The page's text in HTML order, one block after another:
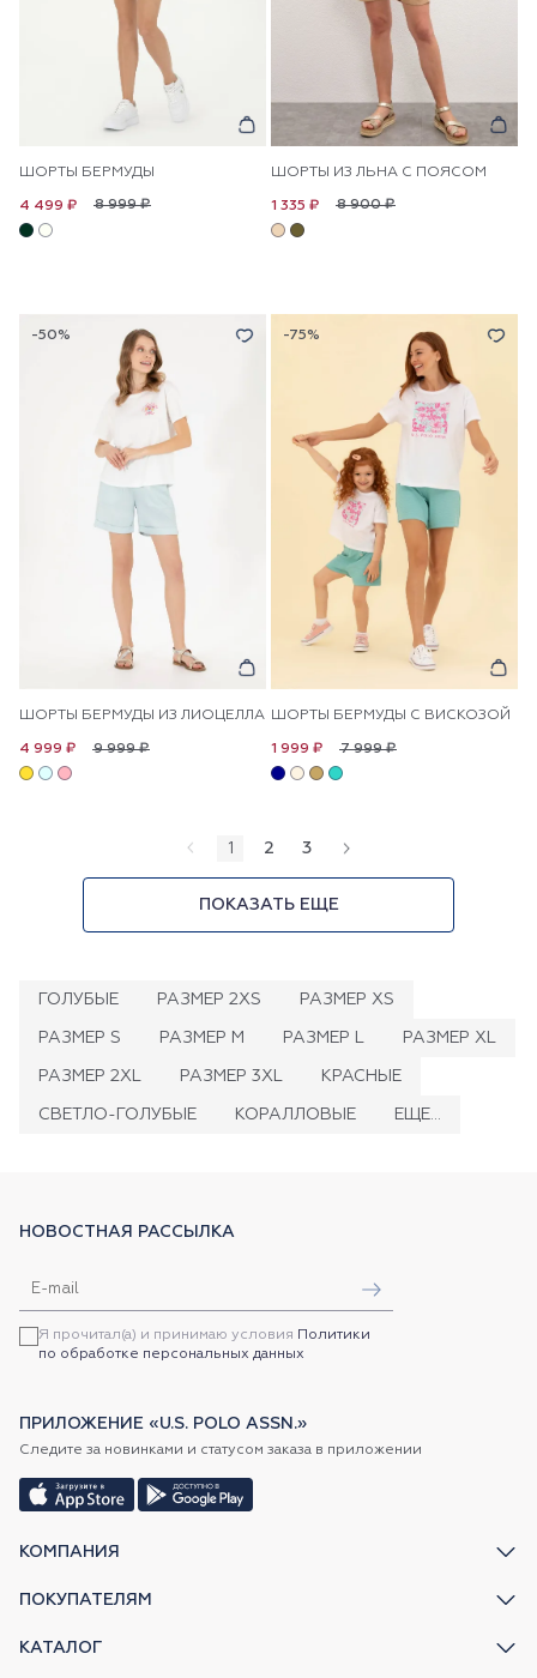
ШОРТЫ БЕРМУДЫ
8 999 ₽
4 499 ₽
ШОРТЫ ИЗ ЛЬНА С ПОЯСОМ
8 900 ₽
1 335 ₽
-50%
ШОРТЫ БЕРМУДЫ ИЗ ЛИОЦЕЛЛА
9 999 ₽
4 999 ₽
-75%
ШОРТЫ БЕРМУДЫ С ВИСКОЗОЙ
7 999 ₽
1 999 ₽
1 2 3
ПОКАЗАТЬ ЕЩЕ
ГОЛУБЫЕ РАЗМЕР 2XS РАЗМЕР XS
РАЗМЕР S РАЗМЕР M РАЗМЕР L РАЗМЕР XL
РАЗМЕР 2XL РАЗМЕР 3XL КРАСНЫЕ
СВЕТЛО-ГОЛУБЫЕ КОРАЛЛОВЫЕ ЕЩЕ...
КОМПАНИЯ
ПОКУПАТЕЛЯМ
КАТАЛОГ
НОВОСТНАЯ РАССЫЛКА
Я прочитал(а) и принимаю условия Политики
по обработке персональных данных
ПРИЛОЖЕНИЕ «U.S. POLO ASSN.»
Следите за новинками и статусом заказа в приложении